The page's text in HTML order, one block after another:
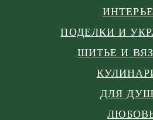
ПОДЕЛКИ И
ШИТЬЕ И
ДЛЯ